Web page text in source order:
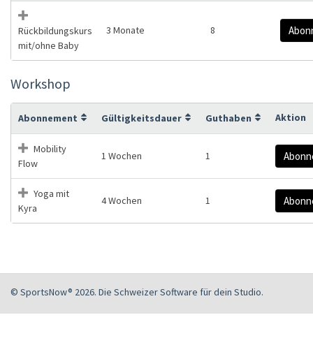
Rückbildungskurs
mit/ohne Baby
3 Monate 8
Workshop
Abonnement Gültigkeitsdauer Guthaben Aktion
Mobility
Flow
1 Wochen 1
Yoga mit
Kyra
4 Wochen 1
© SportsNow® 2026. Die Schweizer Software für dein Studio.